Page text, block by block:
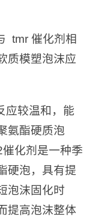
tmr 催化剂相
质模塑泡沫应
应较温和，能
氨酯硬质泡
化剂是一种季
硬泡，具有提
泡沫固化时
提高泡沫整体